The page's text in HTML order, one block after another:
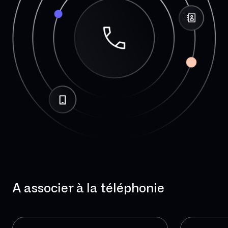
peuvent utiliser ce service.
A associer à la téléphonie